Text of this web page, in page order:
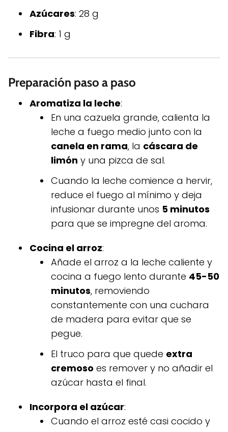
Azúcares: 28 g
Fibra: 1 g
Preparación paso a paso
Aromatiza la leche:
En una cazuela grande, calienta la
leche a fuego medio junto con la
canela en rama, la cáscara de
limón y una pizca de sal.
Cuando la leche comience a hervir,
reduce el fuego al mínimo y deja
infusionar durante unos 5 minutos
para que se impregne del aroma.
Cocina el arroz:
Añade el arroz a la leche caliente y
cocina a fuego lento durante 45-50
minutos, removiendo
constantemente con una cuchara
de madera para evitar que se
pegue.
El truco para que quede extra
cremoso es remover y no añadir el
azúcar hasta el final.
Incorpora el azúcar:
Cuando el arroz esté casi cocido y